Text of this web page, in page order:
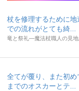
杖を修理するために
での流れがとても綺...
竜と祭礼―魔法杖職人の見
全てが覆り、また初
までのオスカーとテ...